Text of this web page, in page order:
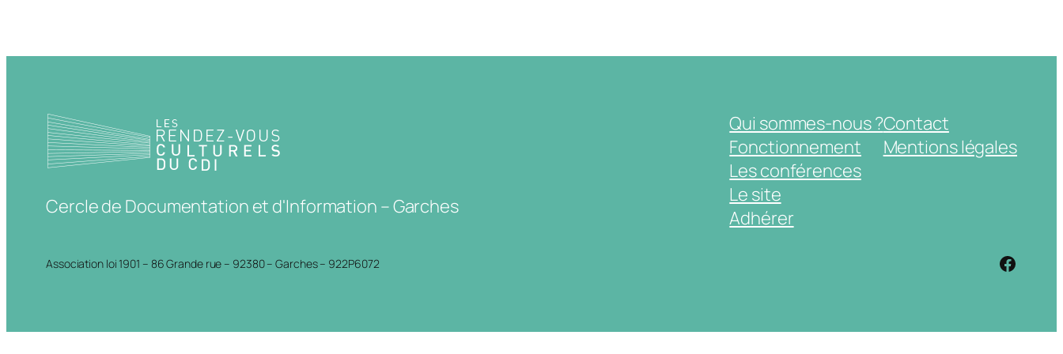
Cercle de Documentation et d'Information – Garches
Qui sommes-nous ?
Fonctionnement
Les conférences
Le site
Adhérer
Contact
Mentions légales
Association loi 1901 – 86 Grande rue – 92380 – Garches – 922P6072